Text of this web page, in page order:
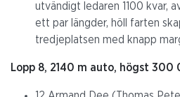
utvändigt ledaren 1100 kvar,
ett par längder, höll farten
tredjeplatsen med knapp
Lopp 8, 2140 m auto, högst 300